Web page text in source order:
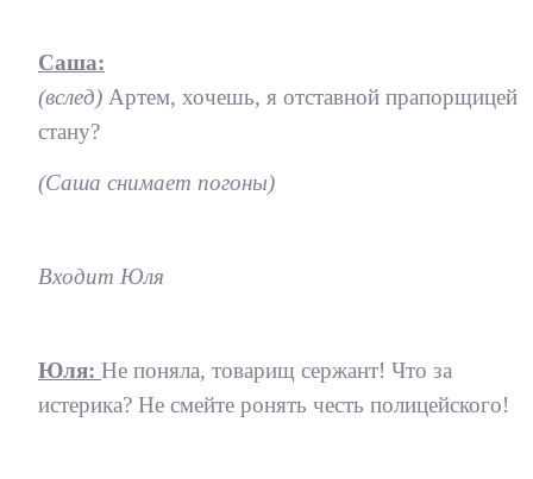
Саша:
(вслед) Артем, хочешь, я отставной прапорщицей
стану?
(Саша снимает погоны)
Входит Юля
Юля: Не поняла, товарищ сержант! Что за
истерика? Не смейте ронять честь полицейского!